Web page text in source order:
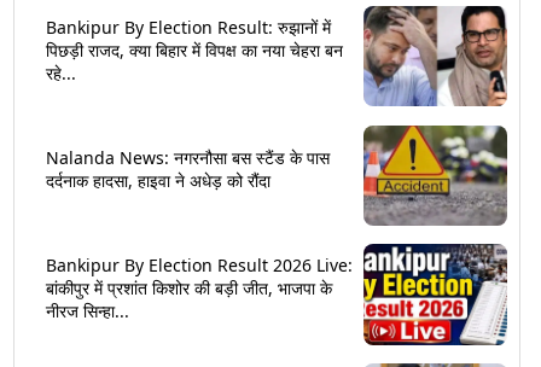
Bankipur By Election Result: रुझानों में
पिछड़ी राजद, क्या बिहार में विपक्ष का नया चेहरा बन
रहे...
Nalanda News: नगरनौसा बस स्टैंड के पास
दर्दनाक हादसा, हाइवा ने अधेड़ को रौंदा
Bankipur By Election Result 2026 Live:
बांकीपुर में प्रशांत किशोर की बड़ी जीत, भाजपा के
नीरज सिन्हा...